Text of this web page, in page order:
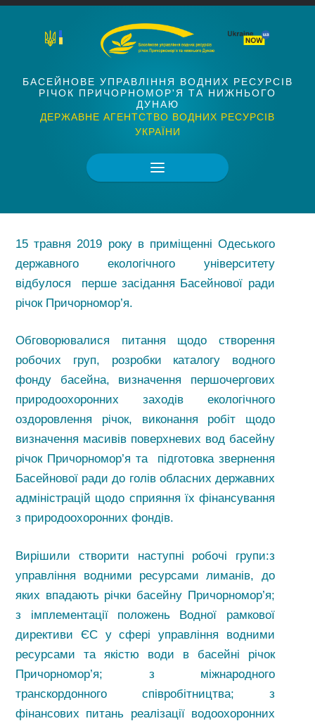
БАСЕЙНОВЕ УПРАВЛІННЯ ВОДНИХ РЕСУРСІВ
РІЧОК ПРИЧОРНОМОР'Я ТА НИЖНЬОГО
ДУНАЮ
ДЕРЖАВНЕ АГЕНТСТВО ВОДНИХ РЕСУРСІВ
УКРАЇНИ
15 травня 2019 року в приміщенні Одеського
державного екологічного університету
відбулося перше засідання Басейнової ради
річок Причорномор’я.
Обговорювалися питання щодо створення
робочих груп, розробки каталогу водного
фонду басейна, визначення першочергових
природоохоронних заходів екологічного
оздоровлення річок, виконання робіт щодо
визначення масивів поверхневих вод басейну
річок Причорномор’я та підготовка звернення
Басейнової ради до голів обласних державних
адміністрацій щодо сприяння їх фінансування
з природоохоронних фондів.
Вирішили створити наступні робочі групи:з
управління водними ресурсами лиманів, до
яких впадають річки басейну Причорномор’я;
з імплементації положень Водної рамкової
директиви ЄС у сфері управління водними
ресурсами та якістю води в басейні річок
Причорномор’я; з міжнародного
транскордонного співробітництва; з
фінансових питань реалізації водоохоронних